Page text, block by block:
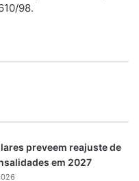
98.
preveem reajuste de
em 2027